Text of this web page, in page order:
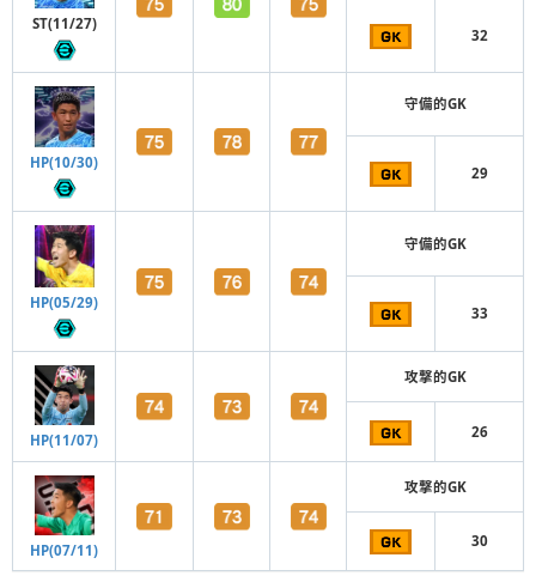
ST(11/27)
32
HP(10/30)
守備的GK
29
HP(05/29)
守備的GK
33
HP(11/07)
攻撃的GK
26
HP(07/11)
攻撃的GK
30